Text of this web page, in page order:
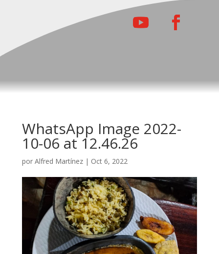
WhatsApp Image 2022-
10-06 at 12.46.26
por Alfred Martínez| Oct 6, 2022